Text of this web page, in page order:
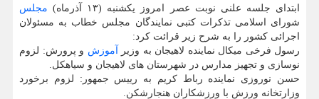
ابتدای جلسه علنی نوبت عصر امروز یکشنبه (۱۳ آذرماه)
مجلس
شورای اسلامی تذکرات کتبی نمایندگان مجلس خطاب به مسئولان
اجرائی کشور را به شرح زیر قرائت کرد:
رسول فرخی میکال نماینده لاهیجان به وزیر آموزش و پرورش: لزوم
نوسازی و تجهیز مدارس در شهرستان های لاهیجان و سیاهکل.
حسن نوروزی نماینده رباط کریم به رییس جمهور: لزوم برخورد
وزارتخانه ورزش با ورزشکاران هنجارشکن.